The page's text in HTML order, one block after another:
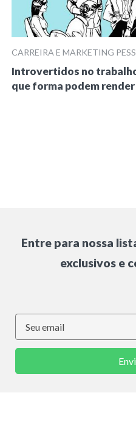
CARREIRA E MARKETING
Introvertidos no
que forma podem
Entre para nossa
exclusivos e